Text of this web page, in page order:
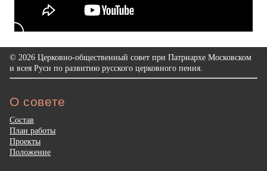
© 2026 Церковно-общественный совет при Патриархе Московском
и всея Руси по развитию русского церковного пения.
О совете
Состав
План работы
Проекты
Положение